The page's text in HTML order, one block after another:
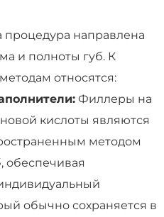
процедура направлена
и полноты губ. К
относятся:
Филлеры на
кислоты являются
методом
обеспечивая
обычно сохраняется в